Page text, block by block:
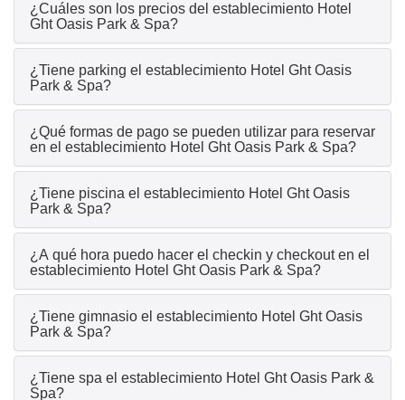
¿Cuáles son los precios del establecimiento Hotel
Ght Oasis Park & Spa?
¿Tiene parking el establecimiento Hotel Ght Oasis
Park & Spa?
¿Qué formas de pago se pueden utilizar para reservar
en el establecimiento Hotel Ght Oasis Park & Spa?
¿Tiene piscina el establecimiento Hotel Ght Oasis
Park & Spa?
¿A qué hora puedo hacer el checkin y checkout en el
establecimiento Hotel Ght Oasis Park & Spa?
¿Tiene gimnasio el establecimiento Hotel Ght Oasis
Park & Spa?
¿Tiene spa el establecimiento Hotel Ght Oasis Park &
Spa?